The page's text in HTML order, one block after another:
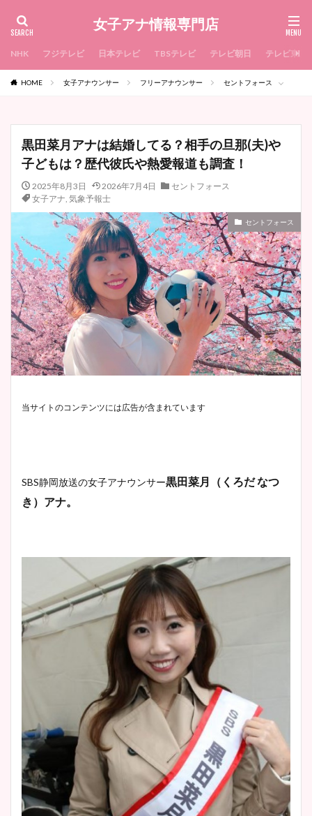
女子アナ情報専門店
NHK フジテレビ 日本テレビ TBSテレビ テレビ朝日 テレビ東京
HOME 女子アナウンサー フリーアナウンサー セントフォース
黒田菜月アナは結婚してる？相手の旦那(夫)や
子どもは？歴代彼氏や熱愛報道も調査！
2025年8月3日 2026年7月4日
セントフォース
女子アナ, 気象予報士
セントフォース
当サイトのコンテンツには広告が含まれています
SBS静岡放送の女子アナウンサー黒田菜月（くろだ なつ
き）アナ。